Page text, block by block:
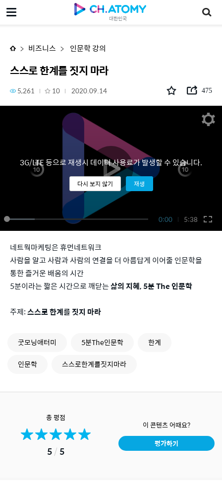
대한민국
스스로 한계를 짓지 마라
비즈니스 인문학 강의
스스로 한계를 짓지 마라
5,261 10 2020.09.14 475
0:00 5:38
3G/LTE 등으로 재생시 데이터 사용료가 발생할 수 있습니다.
다시 보지 않기 재생
네트웍마케팅은 휴먼네트워크
사람을 알고 사람과 사람의 연결을 더 아름답게 이어줄 인문학을
통한 즐거운 배움의 시간
5분이라는 짧은 시간으로 깨닫는삶의 지혜, 5분 The 인문학
주제:스스로 한계를 짓지 마라
굿모닝애터미 5분The인문학
한계
인문학
스스로한계를짓지마라
총 평점
5/ 5
이 콘텐츠 어때요?
평가하기